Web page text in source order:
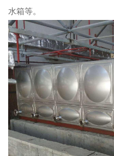
水箱等。